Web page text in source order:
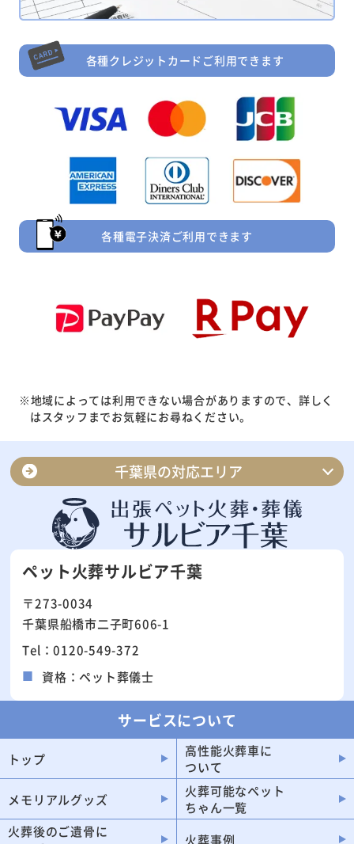
各種クレジットカードご利用できます
各種電子決済ご利用できます
※地域によっては利用できない場合がありますので、詳しく
はスタッフまでお気軽にお尋ねください。
千葉県の対応エリア
千葉市中央区
千葉市花見川区
千葉市稲毛区
千葉市若葉区
千葉市美浜区
千葉市緑区
船橋市
市川市
市原市
八千代市
浦安市
野田市
木更津市
成田市
印西市
鎌ケ谷市
四街道市
茂原市
ペット火葬サルビア千葉
〒273-0034
千葉県船橋市二子町606-1
Tel：0120-549-372
資格：ペット葬儀士
サービスについて
トップ
高性能火葬車に
ついて
メモリアルグッズ
火葬可能なペット
ちゃん一覧
火葬後のご遺骨に
火葬事例